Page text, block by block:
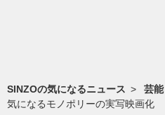
SINZOの気になるニュース
芸能
気になるモノポリーの実写映画化